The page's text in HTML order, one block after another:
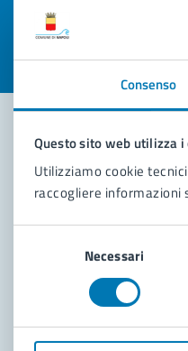
Consenso
Questo sito web utilizza i
Utilizziamo cookie
raccogliere informazioni
Necessari